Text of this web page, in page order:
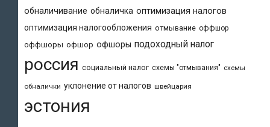
обналичивание обналичка оптимизация налогов
оптимизация налогообложения отмывание оффшор
оффшоры офшор офшоры подоходный налог
россия социальный налог схемы "отмывания" схемы
обналички уклонение от налогов швейцария
эстония